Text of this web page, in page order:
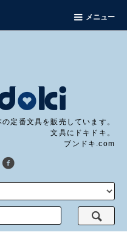
メニュー
定番文具を販売しています。
文具にドキドキ。
ブンドキ.com